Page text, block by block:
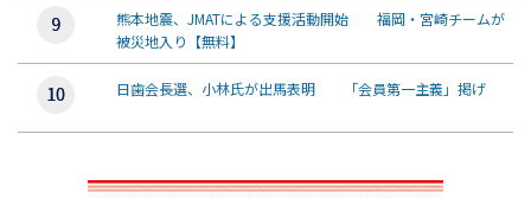
熊本地震、JMATによる支援活動開始 福岡・宮崎チームが
被災地入り【無料】
日歯会長選、小林氏が出馬表明 「会員第一主義」掲げ